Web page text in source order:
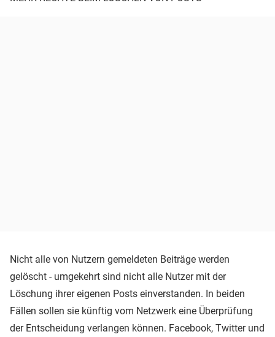
Nicht alle von Nutzern gemeldeten Beiträge werden
gelöscht - umgekehrt sind nicht alle Nutzer mit der
Löschung ihrer eigenen Posts einverstanden. In beiden
Fällen sollen sie künftig vom Netzwerk eine Überprüfung
der Entscheidung verlangen können. Facebook, Twitter und